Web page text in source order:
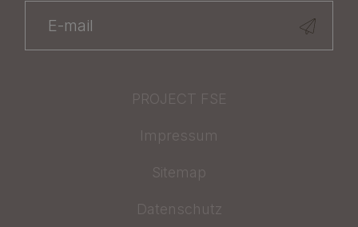
PROJECT FSE
Impressum
Sitemap
Datenschutz